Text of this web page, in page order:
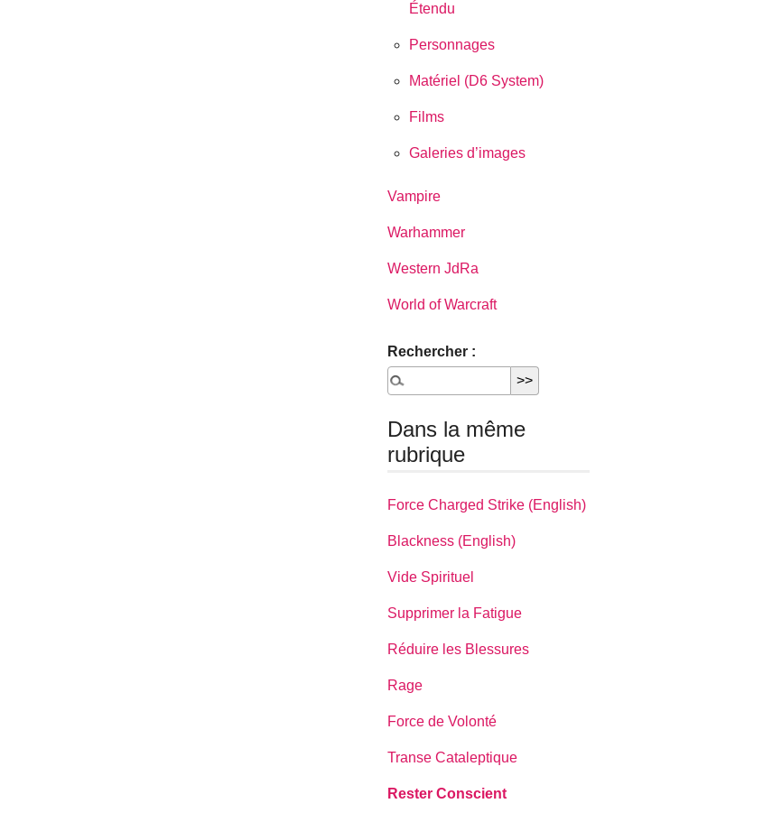
Étendu
Personnages
Matériel (D6 System)
Films
Galeries d’images
Vampire
Warhammer
Western JdRa
World of Warcraft
Rechercher :
Dans la même
rubrique
Force Charged Strike (English)
Blackness (English)
Vide Spirituel
Supprimer la Fatigue
Réduire les Blessures
Rage
Force de Volonté
Transe Cataleptique
Rester Conscient